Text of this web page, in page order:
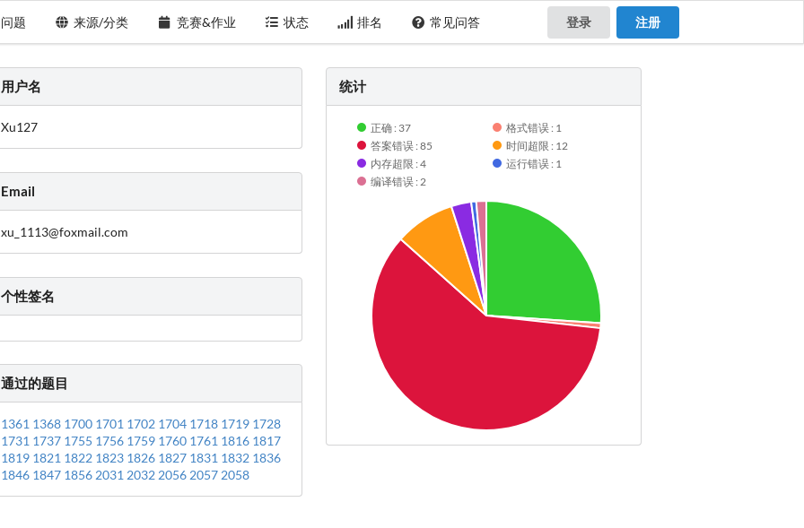
问题 来源/分类 竞赛&作业 状态 排名 常见问答 登录 注册
用户名
Xu127
Email
xu_1113@foxmail.com
个性签名
通过的题目
1361 1368 1700 1701 1702 1704 1718 1719 1728
1731 1737 1755 1756 1759 1760 1761 1816 1817
1819 1821 1822 1823 1826 1827 1831 1832 1836
1846 1847 185620312032205620572058
统计
正确 : 37
格式错误 : 1
答案错误 : 85
时间超限 : 12
内存超限 : 4
运行错误 : 1
编译错误 : 2